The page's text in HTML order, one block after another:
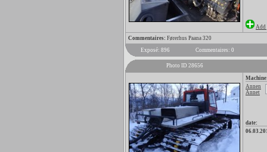
Add
Commentaires: Førerhus Paana 320
Exposé: 896
Commentaires: 0
Photo ID 28656
Annen
Annet
date: